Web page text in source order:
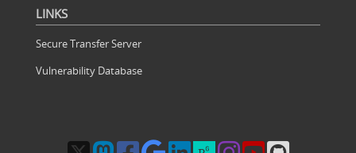
LINKS
Secure Transfer Server
Vulnerability Database